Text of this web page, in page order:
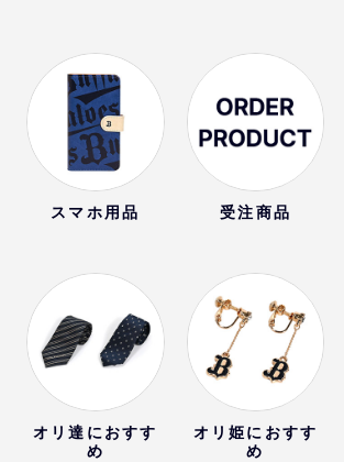
スマホ用品 受注商品
オリ達におすす
め
オリ姫におすす
め